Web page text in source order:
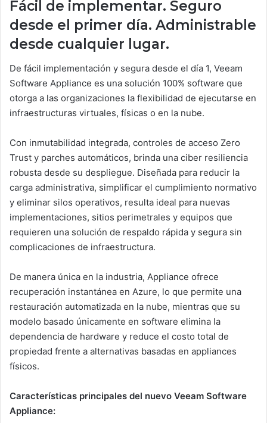
Fácil de implementar. Seguro
desde el primer día. Administrable
desde cualquier lugar.
De fácil implementación y segura desde el día 1, Veeam
Software Appliance es una solución 100% software que
otorga a las organizaciones la flexibilidad de ejecutarse en
infraestructuras virtuales, físicas o en la nube.
Con inmutabilidad integrada, controles de acceso Zero
Trust y parches automáticos, brinda una ciber resiliencia
robusta desde su despliegue. Diseñada para reducir la
carga administrativa, simplificar el cumplimiento normativo
y eliminar silos operativos, resulta ideal para nuevas
implementaciones, sitios perimetrales y equipos que
requieren una solución de respaldo rápida y segura sin
complicaciones de infraestructura.
De manera única en la industria, Appliance ofrece
recuperación instantánea en Azure, lo que permite una
restauración automatizada en la nube, mientras que su
modelo basado únicamente en software elimina la
dependencia de hardware y reduce el costo total de
propiedad frente a alternativas basadas en appliances
físicos.
Características principales del nuevo Veeam Software
Appliance: